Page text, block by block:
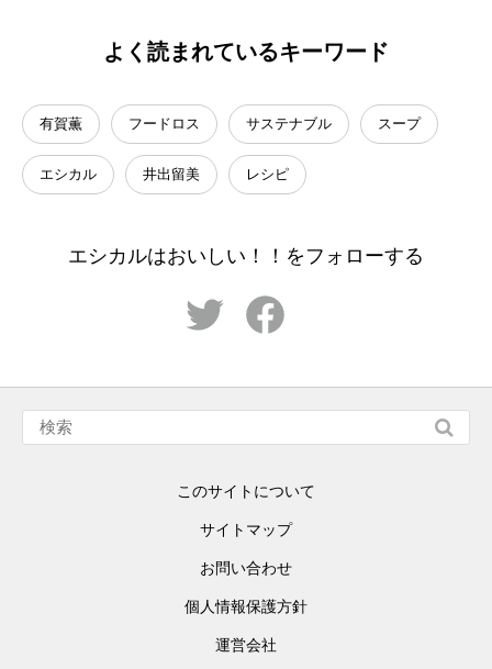
よく読まれているキーワード
有賀薫 フードロス サステナブル スープ
エシカル 井出留美 レシピ
エシカルはおいしい！！をフォローする
このサイトについて
サイトマップ
お問い合わせ
個人情報保護方針
運営会社